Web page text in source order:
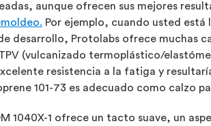
aunque ofrecen sus mejores
Por ejemplo, cuando usted
desarrollo, Protolabs ofrece muchas
(vulcanizado termoplástico/
resistencia a la fatiga y
101-73 es adecuado como calzo
1040X-1 ofrece un tacto suave, un